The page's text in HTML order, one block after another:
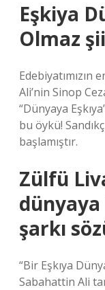
Eşkiya
Olmaz
Ali’nin Sinop
“Dünyaya
bu öykü!
başlamıştır.
Zülfü
şarkı
“Bir Eşkıya
Sabahattin Ali